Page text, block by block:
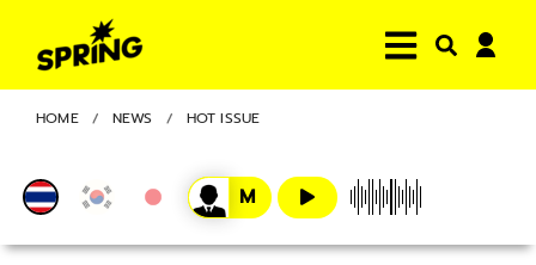
HOME NEWS HOT ISSUE